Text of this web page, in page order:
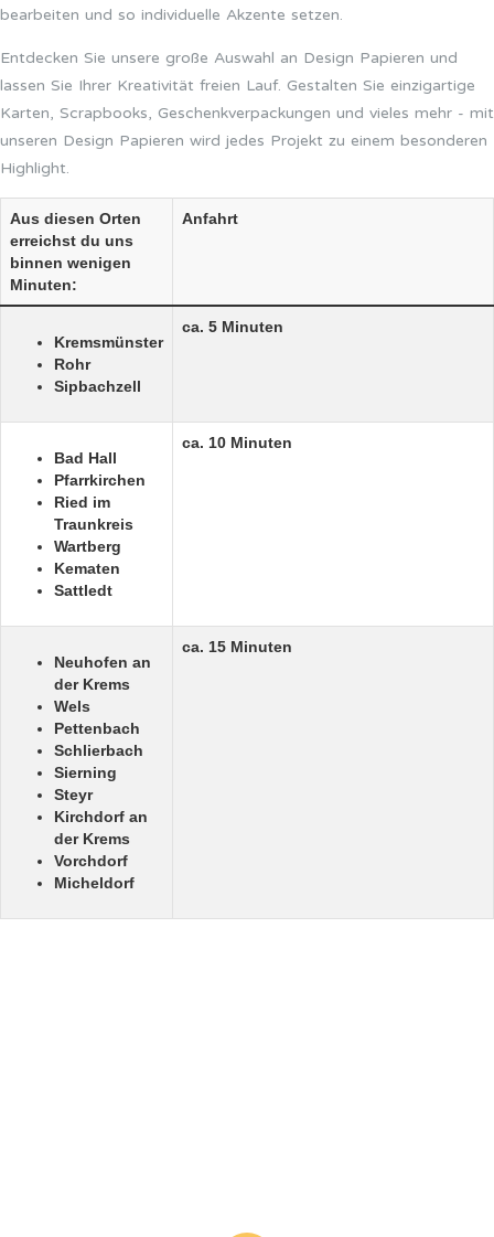
bearbeiten und so individuelle Akzente setzen.
Entdecken Sie unsere große Auswahl an Design Papieren und
lassen Sie Ihrer Kreativität freien Lauf. Gestalten Sie einzigartige
Karten, Scrapbooks, Geschenkverpackungen und vieles mehr - mit
unseren Design Papieren wird jedes Projekt zu einem besonderen
Highlight.
Aus diesen Orten
erreichst du uns
binnen wenigen
Minuten:
Anfahrt
Kremsmünster
Rohr
Sipbachzell
ca. 5 Minuten
Bad Hall
Pfarrkirchen
Ried im
Traunkreis
Wartberg
Kematen
Sattledt
ca. 10 Minuten
Neuhofen an
der Krems
Wels
Pettenbach
Schlierbach
Sierning
Steyr
Kirchdorf an
der Krems
Vorchdorf
Micheldorf
ca. 15 Minuten